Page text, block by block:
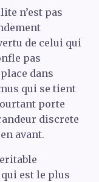
n’est pas
de celui qui
pas
dans
qui se tient
porte
discrete
avant.
est le plus